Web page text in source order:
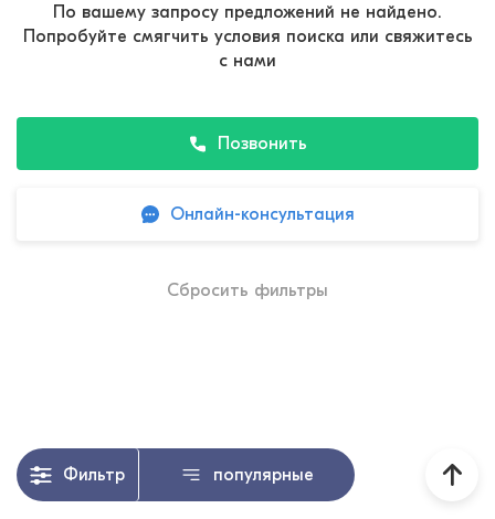
По вашему запросу предложений не найдено.
Попробуйте смягчить условия поиска или свяжитесь
с нами
Позвонить
Онлайн-консультация
Сбросить фильтры
Фильтр популярные